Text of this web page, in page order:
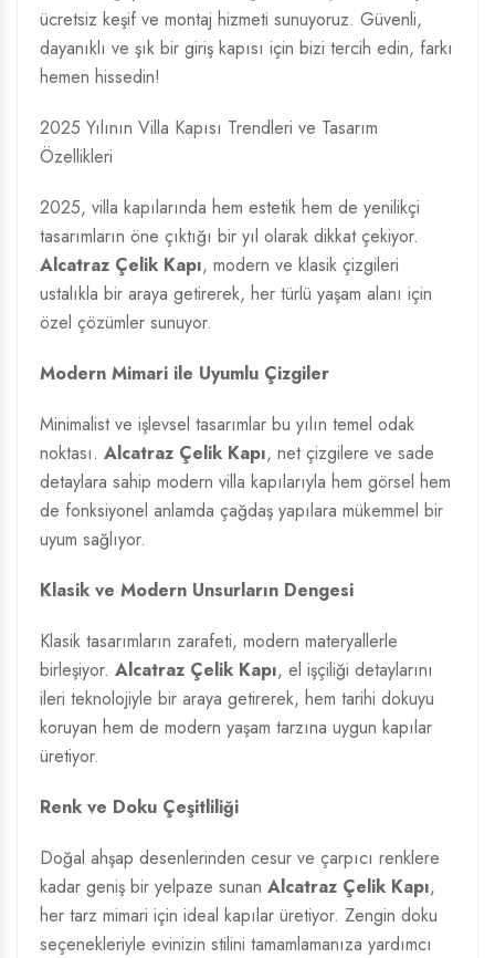
ücretsiz keşif ve montaj hizmeti sunuyoruz. Güvenli,
dayanıklı ve şık bir giriş kapısı için bizi tercih edin, farkı
hemen hissedin!
2025 Yılının Villa Kapısı Trendleri ve Tasarım
Özellikleri
2025, villa kapılarında hem estetik hem de yenilikçi
tasarımların öne çıktığı bir yıl olarak dikkat çekiyor.
Alcatraz Çelik Kapı, modern ve klasik çizgileri
ustalıkla bir araya getirerek, her türlü yaşam alanı için
özel çözümler sunuyor.
Modern Mimari ile Uyumlu Çizgiler
Minimalist ve işlevsel tasarımlar bu yılın temel odak
noktası. Alcatraz Çelik Kapı, net çizgilere ve sade
detaylara sahip modern villa kapılarıyla hem görsel hem
de fonksiyonel anlamda çağdaş yapılara mükemmel bir
uyum sağlıyor.
Klasik ve Modern Unsurların Dengesi
Klasik tasarımların zarafeti, modern materyallerle
birleşiyor. Alcatraz Çelik Kapı, el işçiliği detaylarını
ileri teknolojiyle bir araya getirerek, hem tarihi dokuyu
koruyan hem de modern yaşam tarzına uygun kapılar
üretiyor.
Renk ve Doku Çeşitliliği
Doğal ahşap desenlerinden cesur ve çarpıcı renklere
kadar geniş bir yelpaze sunan Alcatraz Çelik Kapı,
her tarz mimari için ideal kapılar üretiyor. Zengin doku
seçenekleriyle evinizin stilini tamamlamanıza yardımcı